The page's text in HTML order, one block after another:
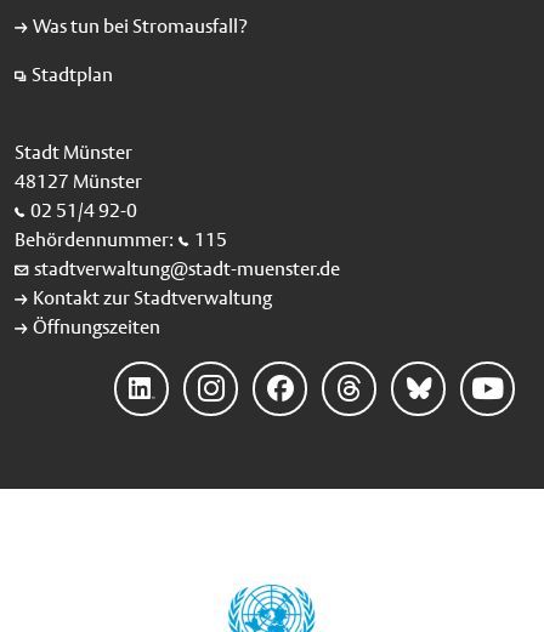
Was tun bei Stromausfall?
Stadtplan
Stadt Münster
48127 Münster
02 51/4 92-0
Behördennummer:
115
stadtverwaltung@stadt-muenster.de
Kontakt zur Stadtverwaltung
Öffnungszeiten